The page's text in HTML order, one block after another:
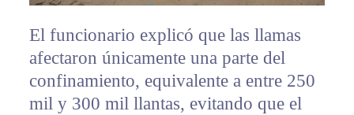
El funcionario explicó que las llamas
afectaron únicamente una parte del
confinamiento, equivalente a entre 250
mil y 300 mil llantas, evitando que el